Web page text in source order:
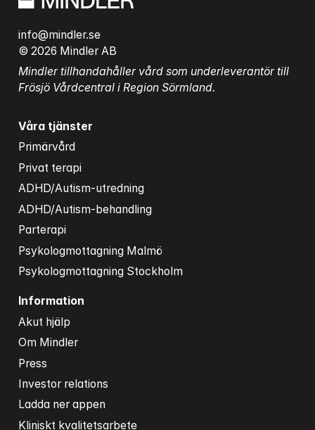
info@mindler.se
© 2026 Mindler AB
Mindler tillhandahåller vård som underleverantör till
Frösjö Vårdcentral i Region Sörmland.
Våra tjänster
Primärvård
Privat terapi
ADHD/Autism-utredning
ADHD/Autism-behandling
Parterapi
Psykologmottagning Malmö
Psykologmottagning Stockholm
Information
Akut hjälp
Om Mindler
Press
Investor relations
Ladda ner appen
Kliniskt kvalitetsarbete